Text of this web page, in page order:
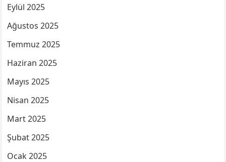
Eylül 2025
Ağustos 2025
Temmuz 2025
Haziran 2025
Mayıs 2025
Nisan 2025
Mart 2025
Şubat 2025
Ocak 2025